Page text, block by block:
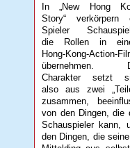
In „New Hong
Story“ verkörpern
Spieler
die Rollen in
Hong-Kong-Action-
übernehmen.
Charakter setzt
also aus zwei
zusammen,
von den Dingen, die
Schauspieler kann,
den Dingen, die